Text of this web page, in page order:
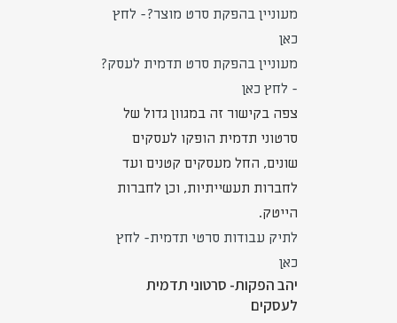
מעוניין בהפקת סרט מוצר?- לחץ
כאן
מעוניין בהפקת סרט תדמית לעסק?
- לחץ כאן
צפה בקישור זה במגוון גדול של
סרטוני תדמית הופקו לעסקים
שונים, החל מעסקים קטנים ועד
לחברות תעשייתיות, וכן לחברות
הייטק.
לתיק עבודות סרטי תדמית- לחץ
כאן
יהב הפקות- סרטוני תדמית
לעסקים